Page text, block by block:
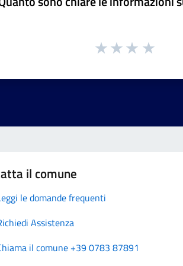
il comune
le domande frequenti
Assistenza
il comune +39 0783 87891